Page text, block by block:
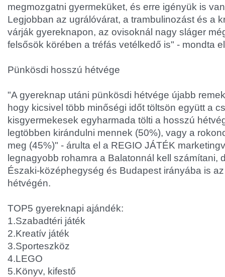
megmozgatni gyermeküket, és erre igényük is
Legjobban az ugrálóvárat, a trambulinozást és a
várják gyereknapon, az ovisoknál nagy sláger
felsősök körében a tréfás vetélkedő is" - mondta
Pünkösdi hosszú hétvége
"A gyereknap utáni pünkösdi hétvége újabb
hogy kicsivel több minőségi időt töltsön együtt a
kisgyermekesek egyharmada tölti a hosszú
legtöbben kirándulni mennek (50%), vagy a
meg (45%)" - árulta el a REGIO JÁTÉK
legnagyobb rohamra a Balatonnál kell számítani,
Északi-középhegység és Budapest irányába is
hétvégén.
TOP5 gyereknapi ajándék:
1.Szabadtéri játék
2.Kreatív játék
3.Sporteszköz
4.LEGO
5.Könyv, kifestő